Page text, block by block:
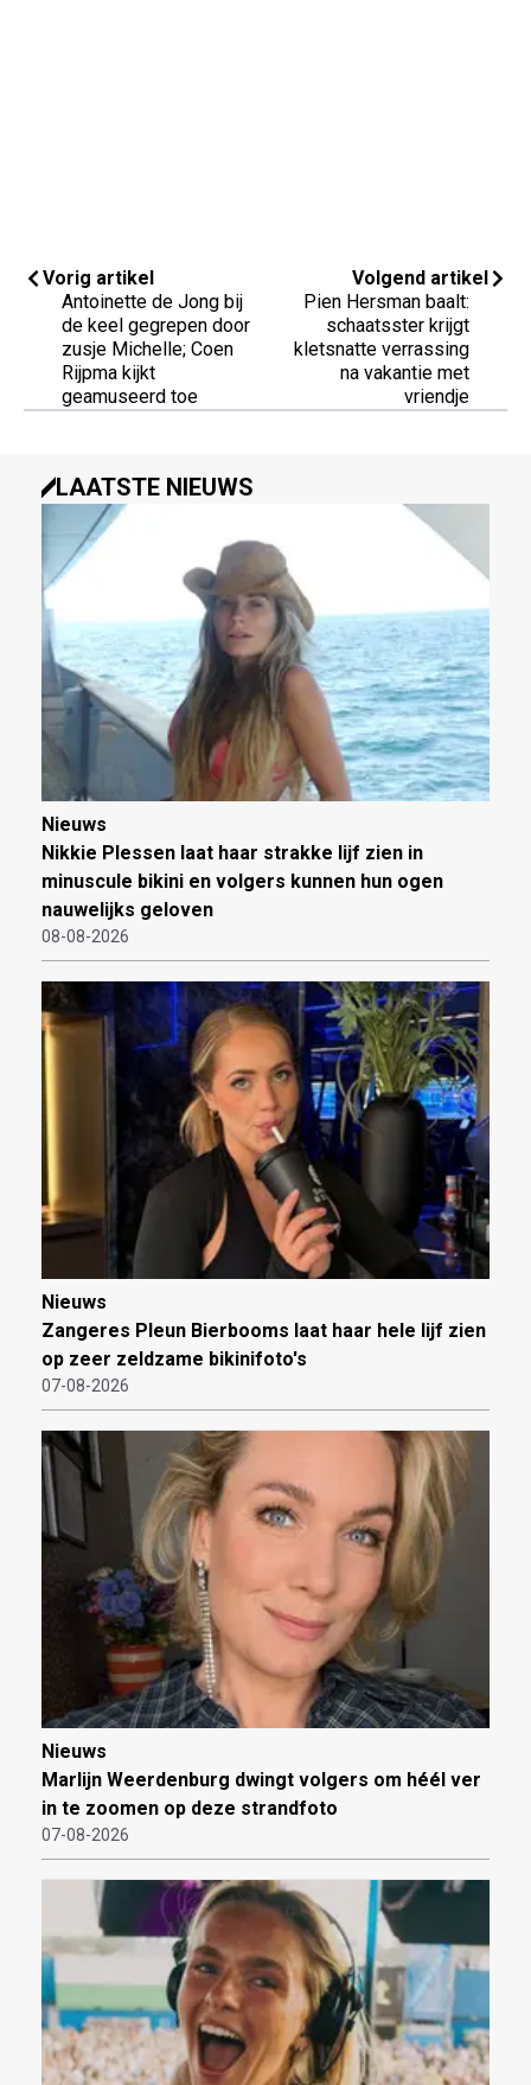
Vorig artikel
Antoinette de Jong bij
de keel gegrepen door
zusje Michelle; Coen
Rijpma kijkt
geamuseerd toe
Volgend artikel
Pien Hersman baalt:
schaatsster krijgt
kletsnatte verrassing
na vakantie met
vriendje
LAATSTE NIEUWS
Nieuws
Nikkie Plessen laat haar strakke lijf zien in
minuscule bikini en volgers kunnen hun ogen
nauwelijks geloven
08-08-2026
Nieuws
Zangeres Pleun Bierbooms laat haar hele lijf zien
op zeer zeldzame bikinifoto's
07-08-2026
Nieuws
Marlijn Weerdenburg dwingt volgers om héél ver
in te zoomen op deze strandfoto
07-08-2026